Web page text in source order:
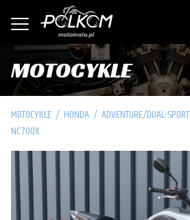
MOTOCYKLE
MOTOCYKLE / HONDA / ADVENTURE/DUAL-SPORT
NC700X